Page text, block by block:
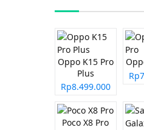
Oppo K15 Pro
Plus
Rp8.499.000
Poco X8 Pro